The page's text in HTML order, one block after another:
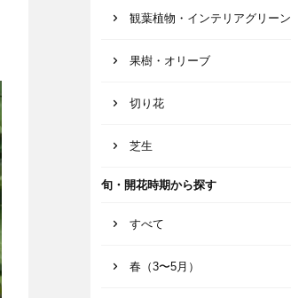
観葉植物・インテリアグリーン
果樹・オリーブ
切り花
芝生
旬・開花時期から探す
すべて
春（3〜5月）